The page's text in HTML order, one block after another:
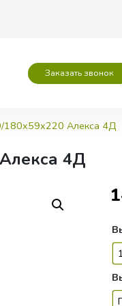
Заказать звонок
Алекса 4Д
4Д